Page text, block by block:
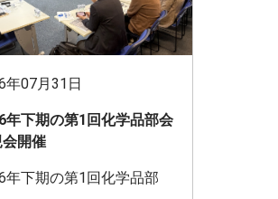
年07月31日
年下期の第1回化学品部会
開催
年下期の第1回化学品部